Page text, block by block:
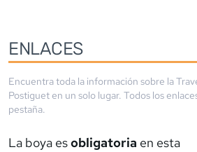
ENLACES
Encuentra toda la información sobre la
Postiguet en un solo lugar. Todos los
pestaña.
La boya esobligatoria en esta